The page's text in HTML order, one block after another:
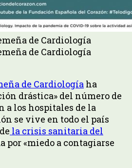
de Cardiología
de Cardiología
de Cardiología ha
drástica» del número de
a los hospitales de la
se vive en todo el país
la crisis sanitaria del
por «miedo a contagiarse